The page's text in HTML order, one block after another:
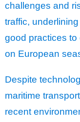
challenges and
traffic,
good practices
on European
Despite
maritime
recent